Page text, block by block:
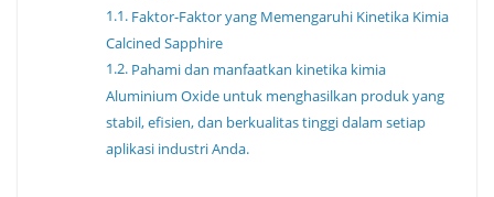
Faktor-Faktor yang Memengaruhi Kinetika Kimia
Calcined Sapphire
Pahami dan manfaatkan kinetika kimia
Aluminium Oxide untuk menghasilkan produk yang
stabil, efisien, dan berkualitas tinggi dalam setiap
aplikasi industri Anda.